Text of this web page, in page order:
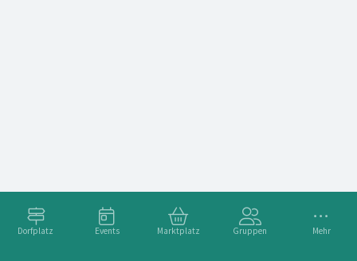
Dorfplatz Events Marktplatz Gruppen Mehr